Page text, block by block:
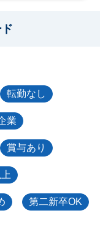
転勤なし
業
賞与あり
第二新卒OK